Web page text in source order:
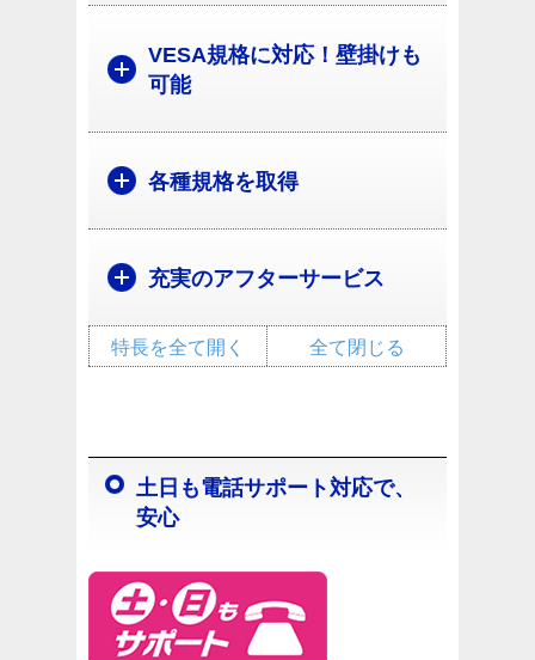
VESA規格に対応！壁掛けも
可能
各種規格を取得
充実のアフターサービス
全て閉じる
特長を全て開く
土日も電話サポート対応で、
安心